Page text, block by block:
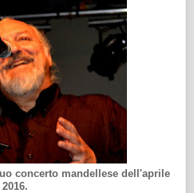
concerto mandellese dell'aprile
2016.